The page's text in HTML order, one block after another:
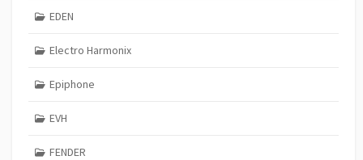
EDEN
Electro Harmonix
Epiphone
EVH
FENDER